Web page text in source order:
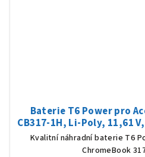
Baterie T6 Power pro
CB317-1H, Li-Poly, 11,61
Kvalitní náhradní baterie T6
ChromeBook